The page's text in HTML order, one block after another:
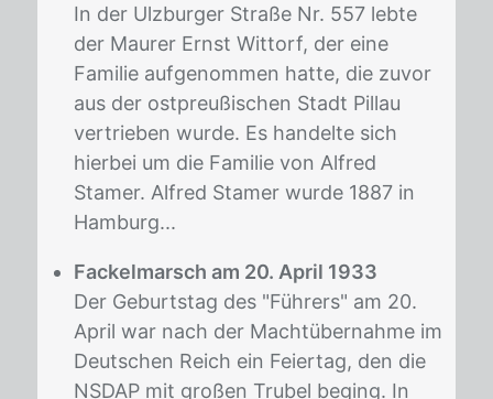
In der Ulzburger Straße Nr. 557 lebte
der Maurer Ernst Wittorf, der eine
Familie aufgenommen hatte, die zuvor
aus der ostpreußischen Stadt Pillau
vertrieben wurde. Es handelte sich
hierbei um die Familie von Alfred
Stamer. Alfred Stamer wurde 1887 in
Hamburg...
Fackelmarsch am 20. April 1933
Der Geburtstag des "Führers" am 20.
April war nach der Machtübernahme im
Deutschen Reich ein Feiertag, den die
NSDAP mit großen Trubel beging. In